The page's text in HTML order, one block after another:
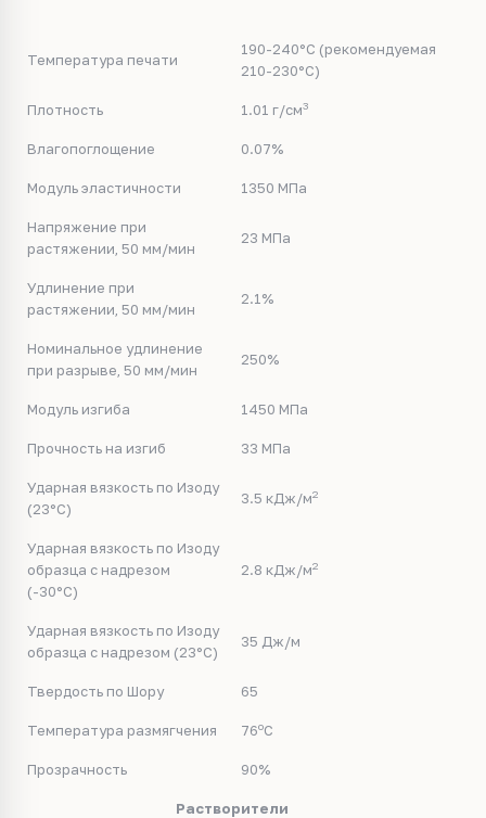
Температура печати
190-240°C (рекомендуемая
210-230°С)
Плотность 1.01 г/см3
Влагопоглощение 0.07%
Модуль эластичности 1350 МПа
Напряжение при
растяжении, 50 мм/мин
23 МПа
Удлинение при
растяжении, 50 мм/мин
2.1%
Номинальное удлинение
при разрыве, 50 мм/мин
250%
Модуль изгиба 1450 МПа
Прочность на изгиб 33 МПа
Ударная вязкость по Изоду
(23°C)
3.5 кДж/м2
Ударная вязкость по Изоду
образца с надрезом
(-30°C)
2.8 кДж/м2
Ударная вязкость по Изоду
образца с надрезом (23°C)
35 Дж/м
Твердость по Шору 65
Температура размягчения 76oC
Прозрачность 90%
Растворители